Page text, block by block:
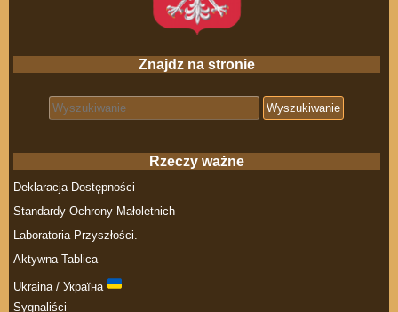
Znajdz na stronie
Search for:
Rzeczy ważne
Deklaracja Dostępności
Standardy Ochrony Małoletnich
Laboratoria Przyszłości.
Aktywna Tablica
Ukraina / Україна
Sygnaliści